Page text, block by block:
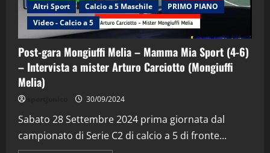
Altri Sport Calcio a 5 Maschile
PRIMO PIANO
Video - Calcio a 5
Post-gara Mongiuffi Melia – Mamma Mia Sport (4-6)
– Intervista a mister Arturo Carciotto (Mongiuffi
Melia)
30/09/2024
Sabato 28 Settembre 2024 prima giornata dal
campionato di Serie C2 di calcio a 5 di fronte...
"SportEmpire" in Podcast Sport News
“SportEmpire” in Podcast: 29^ Puntata
(Martedi 28 Aprile 2026)
28/04/2026
3
“SportEmpire” in Podcast: 28^ Puntata
(Martedi 21 Aprile 2026)
21/04/2026